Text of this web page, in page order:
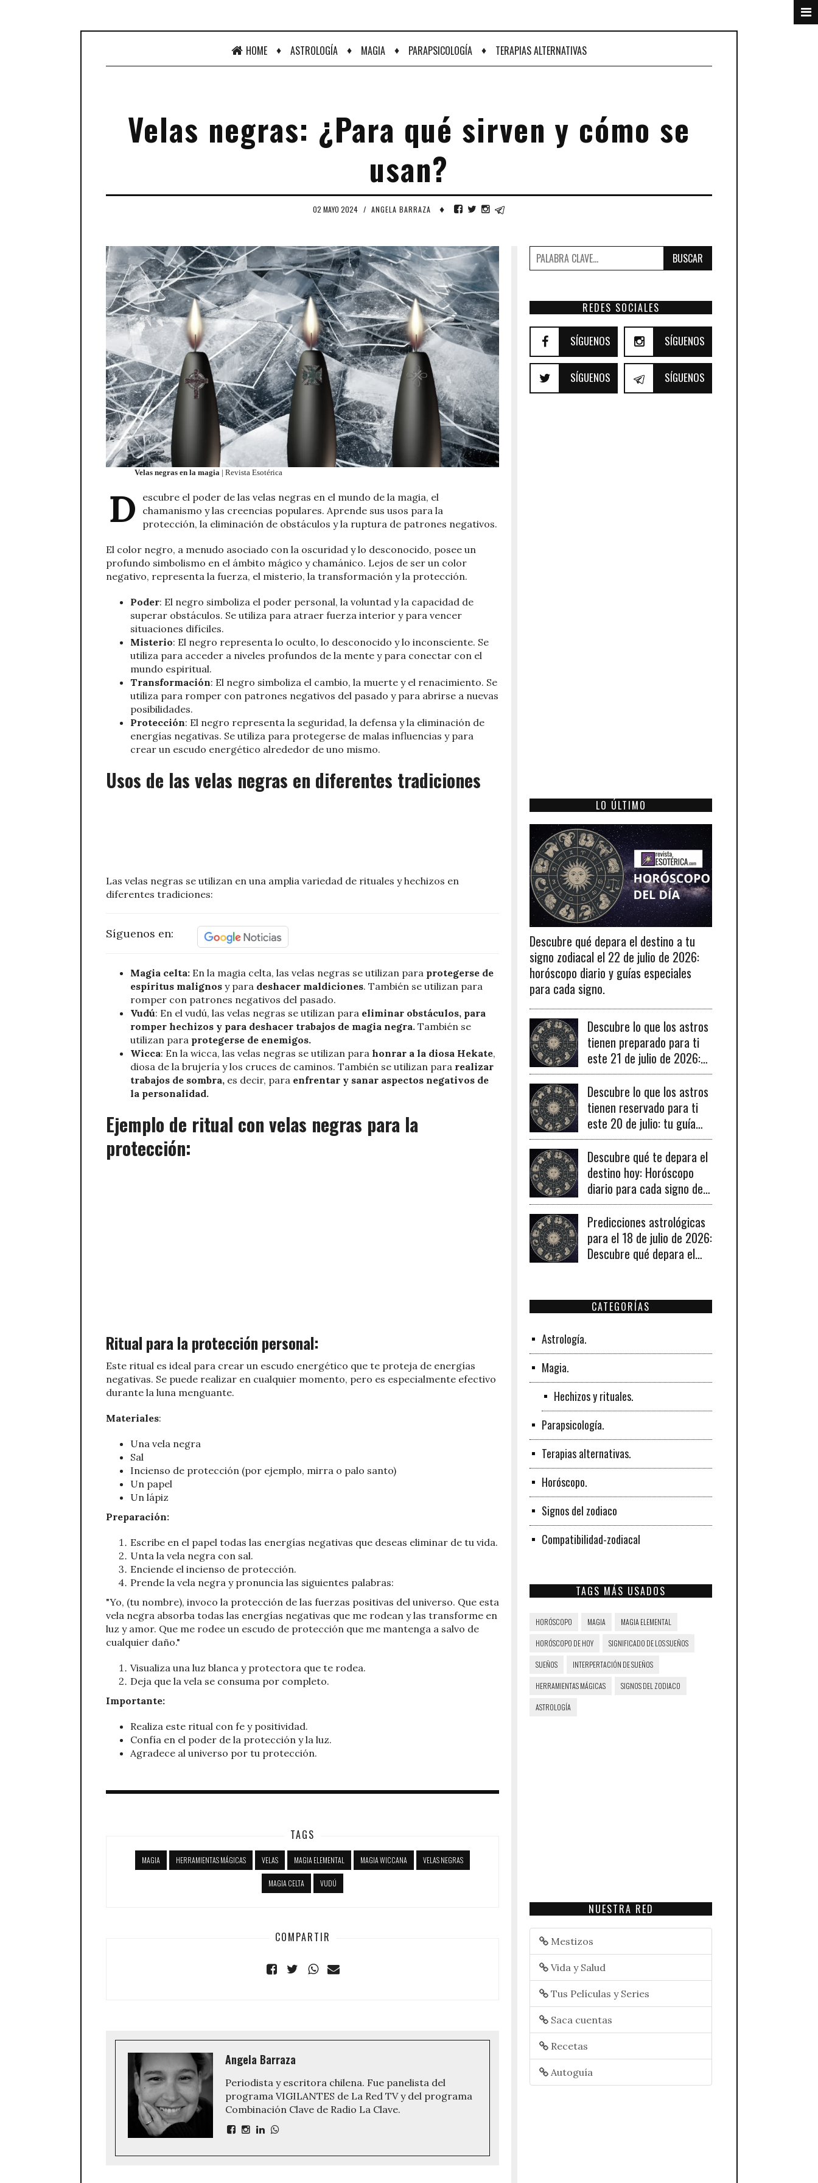
HOME ♦ ASTROLOGÍA ♦ MAGIA ♦ PARAPSICOLOGÍA ♦ TERAPIAS ALTERNATIVAS
Velas negras: ¿Para qué sirven y cómo se
usan?
02 MAYO 2024 / ANGELA BARRAZA ♦
Velas negras en la magia | Revista Esotérica
D
escubre el poder de las velas negras en el mundo de la magia, el
chamanismo y las creencias populares. Aprende sus usos para la
protección, la eliminación de obstáculos y la ruptura de patrones negativos.
El color negro, a menudo asociado con la oscuridad y lo desconocido, posee un
profundo simbolismo en el ámbito mágico y chamánico. Lejos de ser un color
negativo, representa la fuerza, el misterio, la transformación y la protección.
Poder: El negro simboliza el poder personal, la voluntad y la capacidad de
superar obstáculos. Se utiliza para atraer fuerza interior y para vencer
situaciones difíciles.
Misterio: El negro representa lo oculto, lo desconocido y lo inconsciente. Se
utiliza para acceder a niveles profundos de la mente y para conectar con el
mundo espiritual.
Transformación: El negro simboliza el cambio, la muerte y el renacimiento. Se
utiliza para romper con patrones negativos del pasado y para abrirse a nuevas
posibilidades.
Protección: El negro representa la seguridad, la defensa y la eliminación de
energías negativas. Se utiliza para protegerse de malas influencias y para
crear un escudo energético alrededor de uno mismo.
Usos de las velas negras en diferentes tradiciones
Las velas negras se utilizan en una amplia variedad de rituales y hechizos en
diferentes tradiciones:
Síguenos en:
Magia celta: En la magia celta, las velas negras se utilizan para protegerse de
espíritus malignos y para deshacer maldiciones. También se utilizan para
romper con patrones negativos del pasado.
Vudú: En el vudú, las velas negras se utilizan para eliminar obstáculos, para
romper hechizos y para deshacer trabajos de magia negra. También se
utilizan para protegerse de enemigos.
Wicca: En la wicca, las velas negras se utilizan para honrar a la diosa Hekate,
diosa de la brujería y los cruces de caminos. También se utilizan para realizar
trabajos de sombra, es decir, para enfrentar y sanar aspectos negativos de
la personalidad.
Ejemplo de ritual con velas negras para la
protección:
Ritual para la protección personal:
Este ritual es ideal para crear un escudo energético que te proteja de energías
negativas. Se puede realizar en cualquier momento, pero es especialmente efectivo
durante la luna menguante.
Materiales:
Una vela negra
Sal
Incienso de protección (por ejemplo, mirra o palo santo)
Un papel
Un lápiz
Preparación:
Escribe en el papel todas las energías negativas que deseas eliminar de tu vida.
Unta la vela negra con sal.
Enciende el incienso de protección.
Prende la vela negra y pronuncia las siguientes palabras:
"Yo, (tu nombre), invoco la protección de las fuerzas positivas del universo. Que esta
vela negra absorba todas las energías negativas que me rodean y las transforme en
luz y amor. Que me rodee un escudo de protección que me mantenga a salvo de
cualquier daño."
Visualiza una luz blanca y protectora que te rodea.
Deja que la vela se consuma por completo.
Importante:
Realiza este ritual con fe y positividad.
Confía en el poder de la protección y la luz.
Agradece al universo por tu protección.
TAGS
MAGIA HERRAMIENTAS MÁGICAS VELAS MAGIA ELEMENTAL MAGIA WICCANA VELAS NEGRAS
MAGIA CELTA VUDÚ
COMPARTIR
Angela Barraza
Periodista y escritora chilena. Fue panelista del
programa VIGILANTES de La Red TV y del programa
Combinación Clave de Radio La Clave.
BUSCAR
REDES SOCIALES
SÍGUENOS SÍGUENOS
SÍGUENOS SÍGUENOS
LO ÚLTIMO
Descubre qué depara el destino a tu
signo zodiacal el 22 de julio de 2026:
horóscopo diario y guías especiales
para cada signo.
Descubre lo que los astros
tienen preparado para ti
este 21 de julio de 2026:
tu horóscopo diario
revelado.
Descubre lo que los astros
tienen reservado para ti
este 20 de julio: tu guía
diaria de horóscopo y
recomendaciones para un
día lleno de fortuna.
Descubre qué te depara el
destino hoy: Horóscopo
diario para cada signo del
19 de julio de 2026
Predicciones astrológicas
para el 18 de julio de 2026:
Descubre qué depara el
CATEGORÍAS
Astrología.
Magia.
Hechizos y rituales.
Parapsicología.
Terapias alternativas.
Horóscopo.
Signos del zodiaco
Compatibilidad-zodiacal
TAGS MÁS USADOS
HORÓSCOPO MAGIA MAGIA ELEMENTAL
HORÓSCOPO DE HOY SIGNIFICADO DE LOS SUEÑOS
SUEÑOS INTERPERTACIÓN DE SUEÑOS
HERRAMIENTAS MÁGICAS SIGNOS DEL ZODIACO
ASTROLOGÍA
NUESTRA RED
Mestizos
Vida y Salud
Tus Películas y Series
Saca cuentas
Recetas
Autoguía